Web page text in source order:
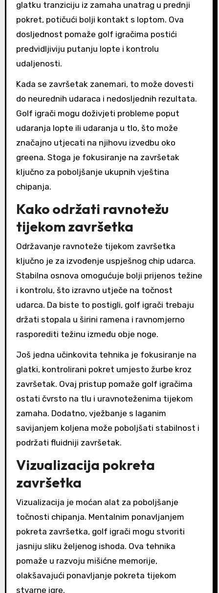
glatku tranziciju iz zamaha unatrag u prednji
pokret, potičući bolji kontakt s loptom. Ova
dosljednost pomaže golf igračima postići
predvidljiviju putanju lopte i kontrolu
udaljenosti.
Kada se završetak zanemari, to može dovesti
do neurednih udaraca i nedosljednih rezultata.
Golf igrači mogu doživjeti probleme poput
udaranja lopte ili udaranja u tlo, što može
značajno utjecati na njihovu izvedbu oko
greena. Stoga je fokusiranje na završetak
ključno za poboljšanje ukupnih vještina
chipanja.
Kako održati ravnotežu
tijekom završetka
Održavanje ravnoteže tijekom završetka
ključno je za izvođenje uspješnog chip udarca.
Stabilna osnova omogućuje bolji prijenos težine
i kontrolu, što izravno utječe na točnost
udarca. Da biste to postigli, golf igrači trebaju
držati stopala u širini ramena i ravnomjerno
rasporediti težinu između obje noge.
Još jedna učinkovita tehnika je fokusiranje na
glatki, kontrolirani pokret umjesto žurbe kroz
završetak. Ovaj pristup pomaže golf igračima
ostati čvrsto na tlu i uravnoteženima tijekom
zamaha. Dodatno, vježbanje s laganim
savijanjem koljena može poboljšati stabilnost i
podržati fluidniji završetak.
Vizualizacija pokreta
završetka
Vizualizacija je moćan alat za poboljšanje
točnosti chipanja. Mentalnim ponavljanjem
pokreta završetka, golf igrači mogu stvoriti
jasniju sliku željenog ishoda. Ova tehnika
pomaže u razvoju mišićne memorije,
olakšavajući ponavljanje pokreta tijekom
stvarne igre.